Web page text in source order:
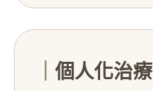
個人化治療